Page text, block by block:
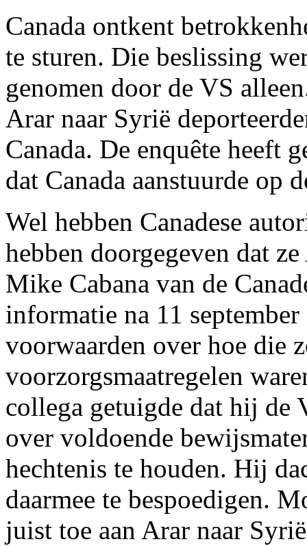
Canada ontkent
te sturen. Die beslissing
genomen door de VS
Arar naar Syrië
Canada. De enquête heeft
dat Canada aanstuurde op
Wel hebben Canadese
hebben doorgegeven dat
Mike Cabana van de
informatie na 11
voorwaarden over hoe die
voorzorgsmaatregelen
collega getuigde dat hij de
over voldoende
hechtenis te houden. Hij
daarmee te bespoedigen.
juist toe aan Arar naar